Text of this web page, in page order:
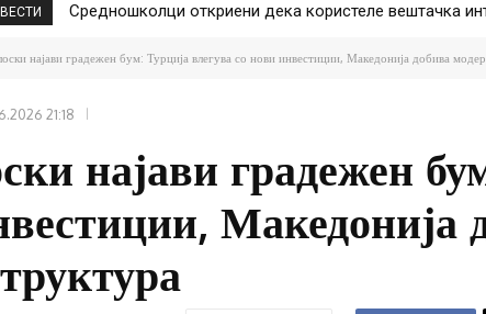
Средношколци откриени дека користеле вештачка
Единаесет општини сè уште им должат пари на
најави градежен бум: Турција влегува со нови инвестиции, Македонија добива
21:18
најави градежен
Македонија